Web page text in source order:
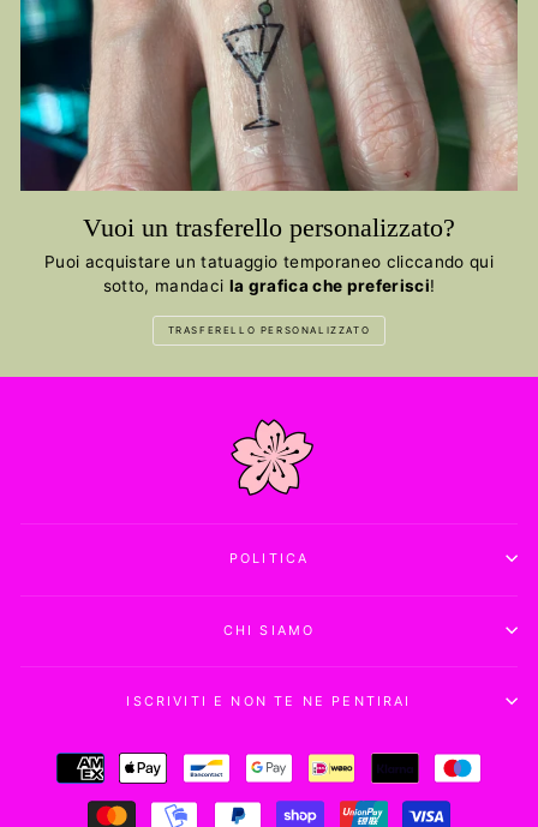
Vuoi un trasferello personalizzato?
Puoi acquistare un tatuaggio temporaneo cliccando qui
sotto, mandaci la grafica che preferisci!
TRASFERELLO PERSONALIZZATO
POLITICA
CHI SIAMO
ISCRIVITI E NON TE NE PENTIRAI